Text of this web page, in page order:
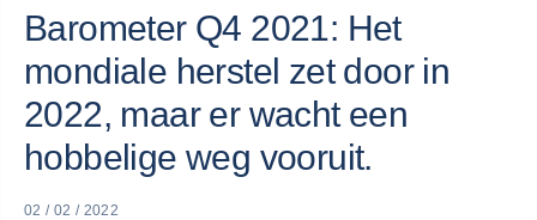
Barometer Q4 2021: Het
mondiale herstel zet door in
2022, maar er wacht een
hobbelige weg vooruit.
02 / 02 / 2022